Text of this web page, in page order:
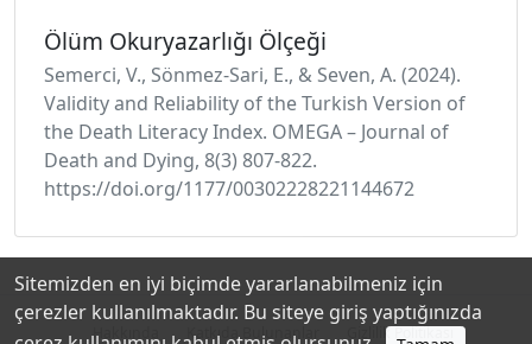
Ölüm Okuryazarlığı Ölçeği
Semerci, V., Sönmez-Sari, E., & Seven, A. (2024).
Validity and Reliability of the Turkish Version of
the Death Literacy Index. OMEGA – Journal of
Death and Dying, 8(3) 807-822.
https://doi.org/1177/00302228221144672
Hakkında Katkıda Bulunanlar Gizlilik Politikası
Sitemizden en iyi biçimde yararlanabilmeniz için
çerezler kullanılmaktadır. Bu siteye giriş yaptığınızda